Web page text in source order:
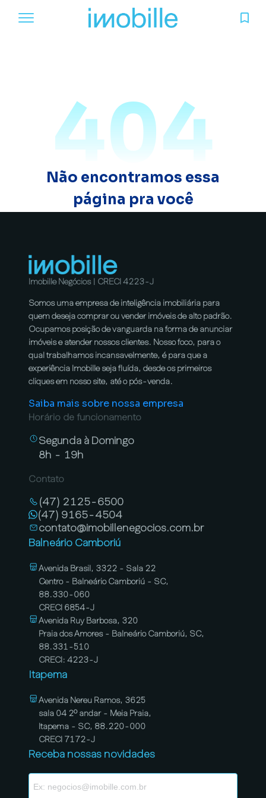
404
Não encontramos essa
página pra você
Imobille Negócios | CRECI 4223-J
Somos uma empresa de inteligência imobiliária para
quem deseja comprar ou vender imóveis de alto padrão.
Ocupamos posição de vanguarda na forma de anunciar
imóveis e atender nossos clientes. Nosso foco, para o
qual trabalhamos incansavelmente, é para que a
experiência Imobille seja fluída, desde os primeiros
cliques em nosso site, até o pós-venda.
Saiba mais sobre nossa empresa
Horário de funcionamento
Segunda à Domingo
8h - 19h
Contato
(47) 2125-6500
(47) 9165-4504
contato@imobillenegocios.com.br
Balneário Camboriú
Avenida Brasil, 3322 - Sala 22
Centro - Balneário Camboriú - SC,
88.330-060
CRECI 6854-J
Avenida Ruy Barbosa, 320
Praia dos Amores - Balneário Camboriú, SC,
88.331-510
CRECI: 4223-J
Itapema
Avenida Nereu Ramos, 3625
sala 04 2º andar - Meia Praia,
Itapema - SC, 88.220-000
CRECI 7172-J
Receba nossas novidades